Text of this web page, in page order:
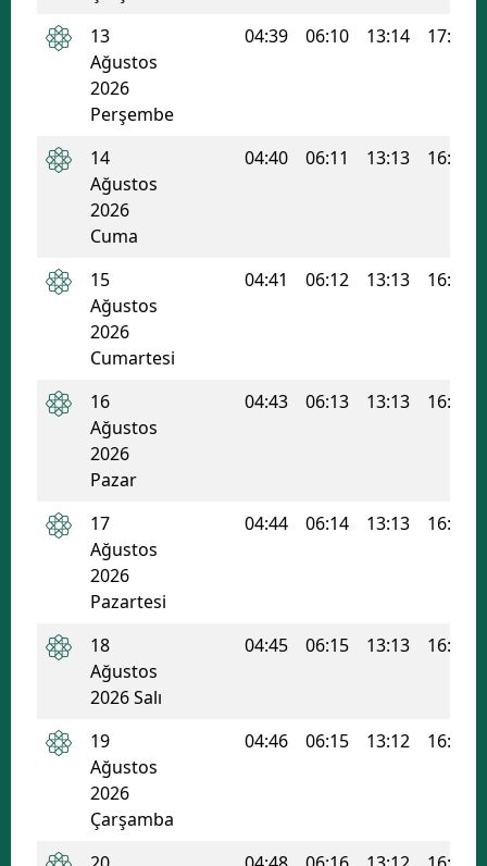
13
Ağustos
2026
Perşembe
04:39 06:10 13:14 17:00
14
Ağustos
2026
Cuma
04:40 06:11 13:13 16:59
15
Ağustos
2026
Cumartesi
04:41 06:12 13:13 16:59
16
Ağustos
2026
Pazar
04:43 06:13 13:13 16:58
17
Ağustos
2026
Pazartesi
04:44 06:14 13:13 16:58
18
Ağustos
2026 Salı
04:45 06:15 13:13 16:57
19
Ağustos
2026
Çarşamba
04:46 06:15 13:12 16:57